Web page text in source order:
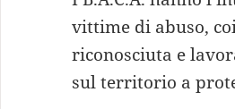
vittime di abuso,
riconosciuta e
sul territorio a